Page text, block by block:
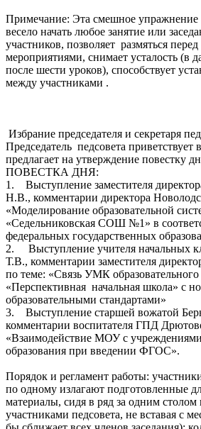
Примечание: Эта смешное упражнение
весело начать любое занятие или
участников, позволяет размяться
мероприятиями, снимает усталость (в
после шести уроков), способствует
между участниками .
Избрание председателя и секретаря
Председатель педсовета
предлагает на утверждение повестку
ПОВЕСТКА ДНЯ:
1. Выступление заместителя
Н.В., комментарии директора
«Моделирование образовательной
«Седельниковская СОШ №1» в
федеральных государственных
2. Выступление учителя начальных
Т.В., комментарии заместителя
по теме: «Связь УМК
«Перспективная начальная школа» с
образовательными стандартами»
3. Выступление старшей вожатой
комментарии воспитателя ГПД
«Взаимодействие МОУ с
образования при введении ФГОС».
Порядок и регламент работы:
по одному излагают подготовленные
материалы, сидя в ряд за одним столом
участниками педсовета, не вставая с